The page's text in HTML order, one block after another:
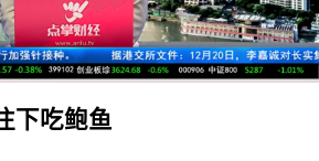
下吃鲍鱼